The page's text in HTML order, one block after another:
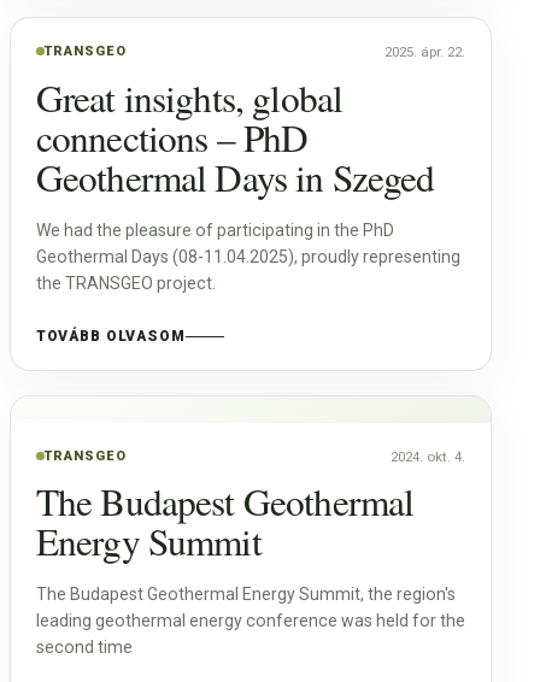
TRANSGEO 2025. ápr. 22.
Great insights, global
connections – PhD
Geothermal Days in Szeged
We had the pleasure of participating in the PhD
Geothermal Days (08-11.04.2025), proudly representing
the TRANSGEO project.
TOVÁBB OLVASOM
TRANSGEO 2024. okt. 4.
The Budapest Geothermal
Energy Summit
The Budapest Geothermal Energy Summit, the region's
leading geothermal energy conference was held for the
second time